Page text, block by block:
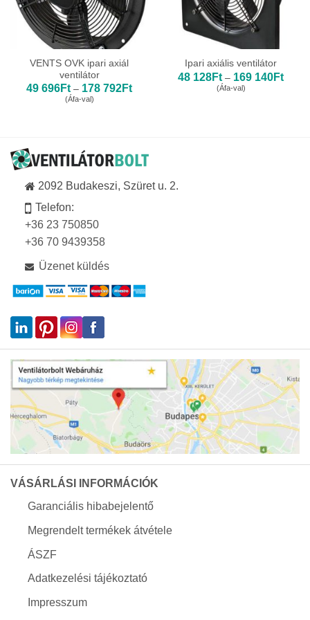
VENTS OVK ipari axiál
ventilátor
49 696Ft – 178 792FtÁrtartomány:
(Áfa-val)
Ipari axiális ventilátor
48 128Ft – 169 140Ft
(Áfa-val)
2092 Budakeszi, Szüret u. 2.
Telefon:
+36 23 750850
+36 70 9439358
Üzenet küldés
VÁSÁRLÁSI INFORMÁCIÓK
Garanciális hibabejelentő
Megrendelt termékek átvétele
ÁSZF
Adatkezelési tájékoztató
Impresszum